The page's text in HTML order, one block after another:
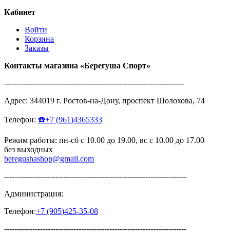
Кабинет
Войти
Корзина
Заказы
Контакты магазина «Берегуша Спорт»
----------------------------------------------------------------------
Адрес: 344019 г. Ростов-на-Дону, проспект Шолохова, 74
Телефон: ☎️+7 (961)4365333
Режим работы: пн-сб с 10.00 до 19.00, вс с 10.00 до 17.00
без выходных
beregushashop@gmail.com
-----------------------------------------------------------------------
Администрация:
Телефон:+7 (905)425-35-08
-----------------------------------------------------------------------